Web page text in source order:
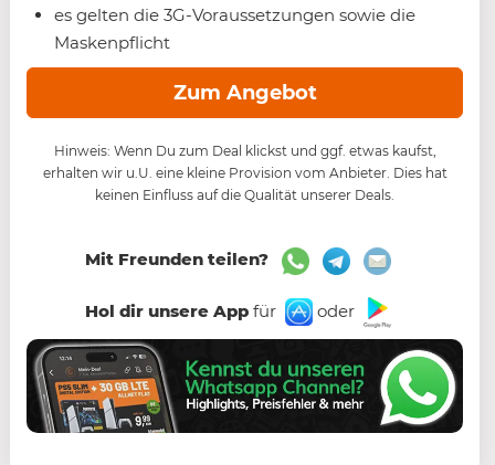
es gelten die 3G-Voraussetzungen sowie die
Maskenpflicht
Zum Angebot
Hinweis: Wenn Du zum Deal klickst und ggf. etwas kaufst,
erhalten wir u.U. eine kleine Provision vom Anbieter. Dies hat
keinen Einfluss auf die Qualität unserer Deals.
Mit Freunden teilen?
Hol dir unsere Appfür oder